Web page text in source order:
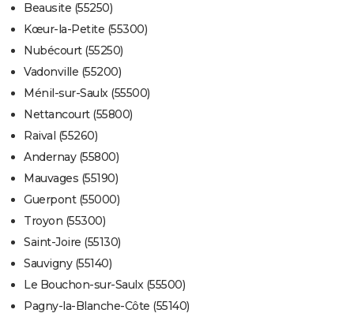
Beausite (55250)
Kœur-la-Petite (55300)
Nubécourt (55250)
Vadonville (55200)
Ménil-sur-Saulx (55500)
Nettancourt (55800)
Raival (55260)
Andernay (55800)
Mauvages (55190)
Guerpont (55000)
Troyon (55300)
Saint-Joire (55130)
Sauvigny (55140)
Le Bouchon-sur-Saulx (55500)
Pagny-la-Blanche-Côte (55140)